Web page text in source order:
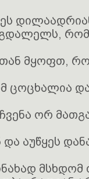
მყოფთ,
ცოცხალია
ორ
აუწყეს